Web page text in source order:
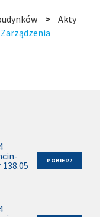
Akty
Zarządzenia